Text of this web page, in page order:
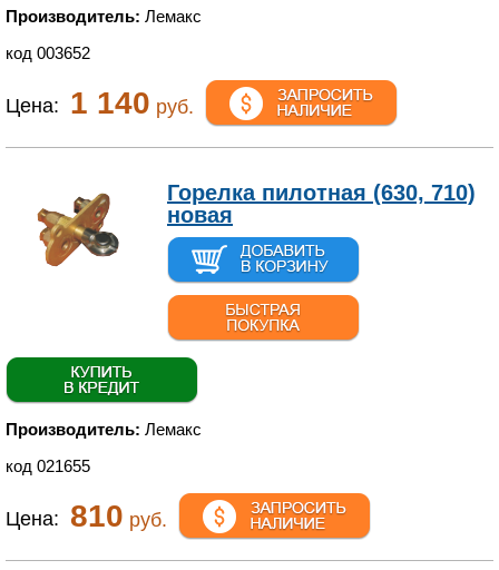
Производитель: Лемакс
код 003652
Цена: 1 140 руб.
Горелка пилотная (630, 710)
новая
Производитель: Лемакс
код 021655
Цена: 810 руб.